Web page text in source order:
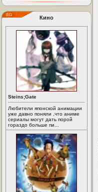
Кино
Steins;Gate
Любители японской анимации
уже давно поняли ,что аниме
сериалы могут дать порой
гораздо больше пи...